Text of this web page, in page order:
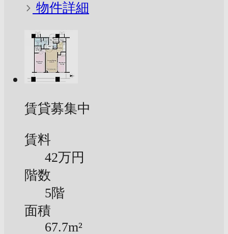
物件詳細
賃貸募集中
賃料
42万円
階数
5階
面積
67.7m²